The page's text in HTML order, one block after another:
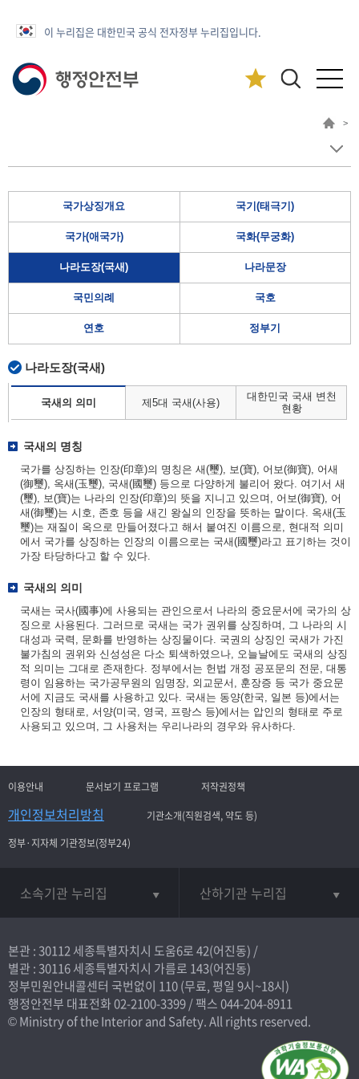
이 누리집은 대한민국 공식 전자정부 누리집입니다.
>
국가상징개요 국기(태극기)
국가(애국가) 국화(무궁화)
나라도장(국새) 나라문장
국민의례 국호
연호 정부기
나라도장(국새)
국새의 의미 제5대 국새(사용)
대한민국 국새 변천
현황
국새의 명칭
국가를 상징하는 인장(印章)의 명칭은 새(璽), 보(寶), 어보(御寶), 어새
(御璽), 옥새(玉璽), 국새(國璽) 등으로 다양하게 불리어 왔다. 여기서 새
(璽), 보(寶)는 나라의 인장(印章)의 뜻을 지니고 있으며, 어보(御寶), 어
새(御璽)는 시호, 존호 등을 새긴 왕실의 인장을 뜻하는 말이다. 옥새(玉
璽)는 재질이 옥으로 만들어졌다고 해서 붙여진 이름으로, 현대적 의미
에서 국가를 상징하는 인장의 이름으로는 국새(國璽)라고 표기하는 것이
가장 타당하다고 할 수 있다.
국새의 의미
국새는 국사(國事)에 사용되는 관인으로서 나라의 중요문서에 국가의 상
징으로 사용된다. 그러므로 국새는 국가 권위를 상징하며, 그 나라의 시
대성과 국력, 문화를 반영하는 상징물이다. 국권의 상징인 국새가 가진
불가침의 권위와 신성성은 다소 퇴색하였으나, 오늘날에도 국새의 상징
적 의미는 그대로 존재한다. 정부에서는 헌법 개정 공포문의 전문, 대통
령이 임용하는 국가공무원의 임명장, 외교문서, 훈장증 등 국가 중요문
서에 지금도 국새를 사용하고 있다. 국새는 동양(한국, 일본 등)에서는
인장의 형태로, 서양(미국, 영국, 프랑스 등)에서는 압인의 형태로 주로
사용되고 있으며, 그 사용처는 우리나라의 경우와 유사하다.
이용안내 문서보기 프로그램 저작권정책
개인정보처리방침
기관소개(직원검색, 약도 등)
정부·지자체 기관정보(정부24)
소속기관 누리집 산하기관 누리집
본관 : 30112 세종특별자치시 도움6로 42(어진동) /
별관 : 30116 세종특별자치시 가름로 143(어진동)
정부민원안내콜센터 국번없이 110(무료, 평일 9시~18시)
행정안전부 대표전화02-2100-3399/ 팩스 044-204-8911
© Ministry of the Interior and Safety. All rights reserved.